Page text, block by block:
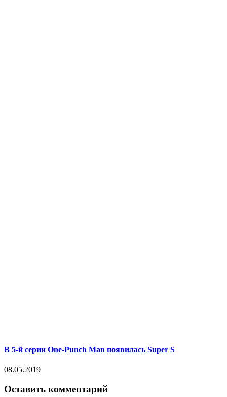
В 5-й серии One-Punch Man появилась Super S
08.05.2019
Оставить комментарий